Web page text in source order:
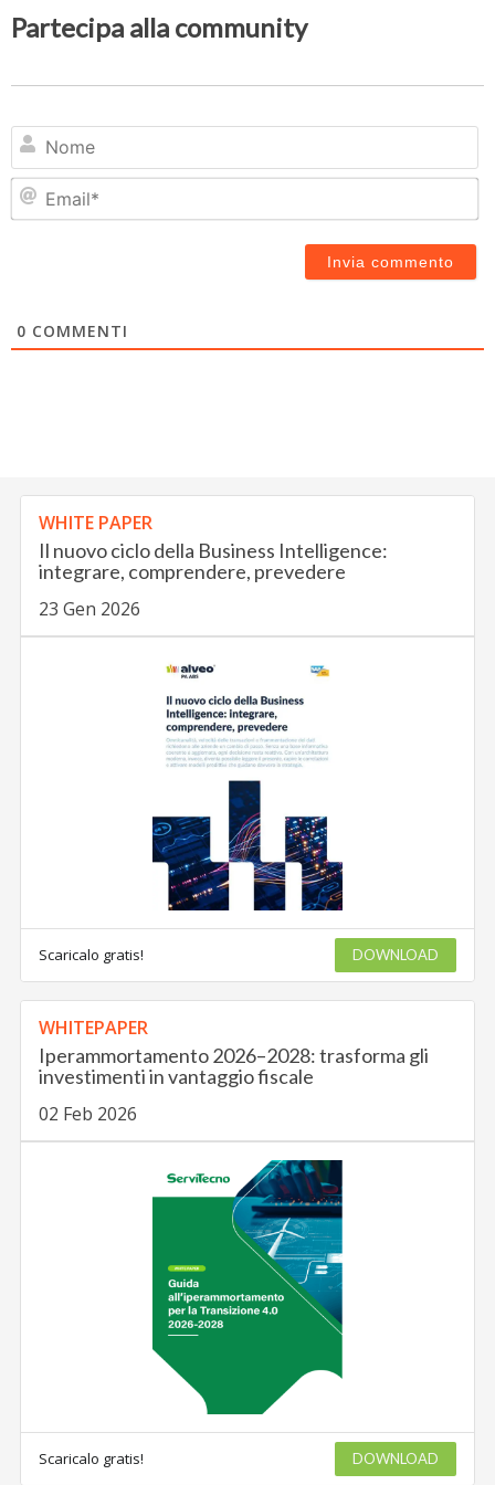
Partecipa alla community
0 COMMENTI
WHITE PAPER
Il nuovo ciclo della Business Intelligence:
integrare, comprendere, prevedere
23 Gen 2026
Scaricalo gratis! DOWNLOAD
WHITEPAPER
Iperammortamento 2026–2028: trasforma gli
investimenti in vantaggio fiscale
02 Feb 2026
Scaricalo gratis! DOWNLOAD